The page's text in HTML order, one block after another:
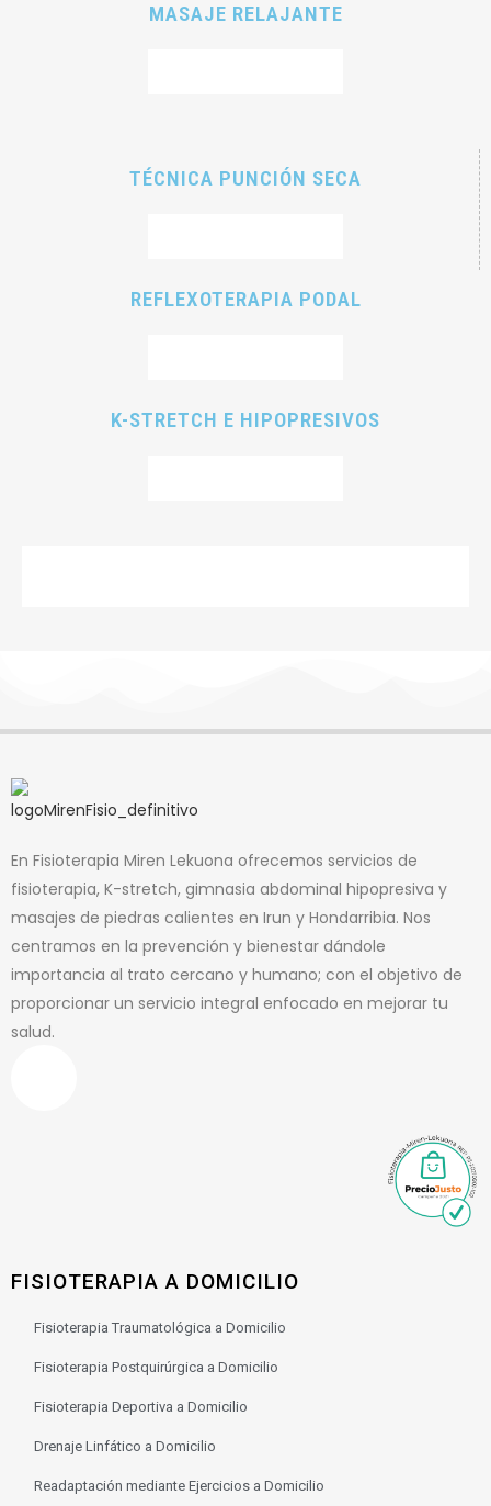
MASAJE RELAJANTE
TÉCNICA PUNCIÓN SECA
REFLEXOTERAPIA PODAL
K-STRETCH E HIPOPRESIVOS
En Fisioterapia Miren Lekuona ofrecemos servicios de
fisioterapia, K-stretch, gimnasia abdominal hipopresiva y
masajes de piedras calientes en Irun y Hondarribia. Nos
centramos en la prevención y bienestar dándole
importancia al trato cercano y humano; con el objetivo de
proporcionar un servicio integral enfocado en mejorar tu
salud.
FISIOTERAPIA A DOMICILIO
Fisioterapia Traumatológica a Domicilio
Fisioterapia Postquirúrgica a Domicilio
Fisioterapia Deportiva a Domicilio
Drenaje Linfático a Domicilio
Readaptación mediante Ejercicios a Domicilio